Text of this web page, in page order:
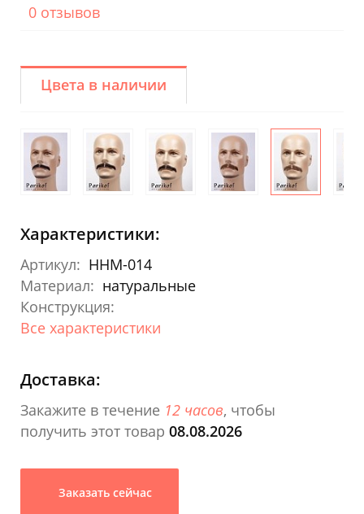
0 отзывов
Цвета в наличии
Характеристики:
Артикул: HHM-014
Материал: натуральные
Конструкция:
Все характеристики
Доставка:
Закажите в течение 12 часов, чтобы
получить этот товар 08.08.2026
Заказать сейчас